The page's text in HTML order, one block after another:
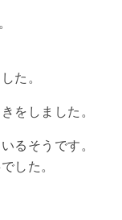
た。
をしました。
るそうです。
した。